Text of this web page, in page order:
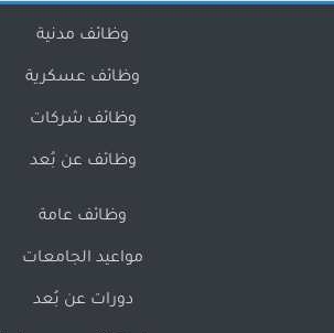
وظائف مدنية
وظائف عسكرية
وظائف شركات
وظائف عن بُعد
وظائف عامة
مواعيد الجامعات
دورات عن بُعد